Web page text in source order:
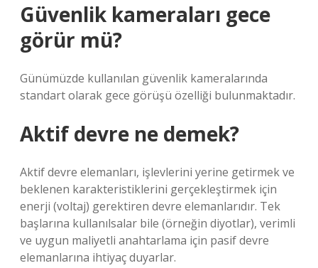
Güvenlik kameraları gece
görür mü?
Günümüzde kullanılan güvenlik kameralarında
standart olarak gece görüşü özelliği bulunmaktadır.
Aktif devre ne demek?
Aktif devre elemanları, işlevlerini yerine getirmek ve
beklenen karakteristiklerini gerçekleştirmek için
enerji (voltaj) gerektiren devre elemanlarıdır. Tek
başlarına kullanılsalar bile (örneğin diyotlar), verimli
ve uygun maliyetli anahtarlama için pasif devre
elemanlarına ihtiyaç duyarlar.